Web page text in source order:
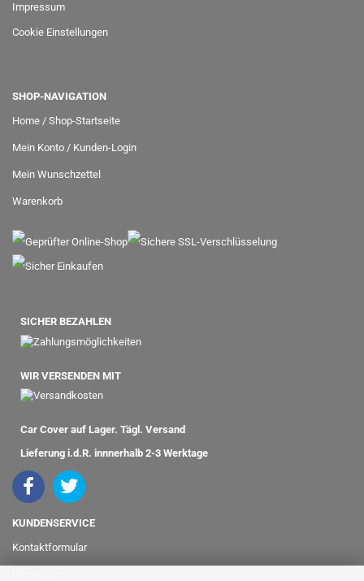
Impressum
Cookie Einstellungen
SHOP-NAVIGATION
Home / Shop-Startseite
Mein Konto / Kunden-Login
Mein Wunschzettel
Warenkorb
SICHER BEZAHLEN
WIR VERSENDEN MIT
Car Cover auf Lager. Tägl. Versand
Lieferung i.d.R. innnerhalb 2-3 Werktage
KUNDENSERVICE
Kontaktformular